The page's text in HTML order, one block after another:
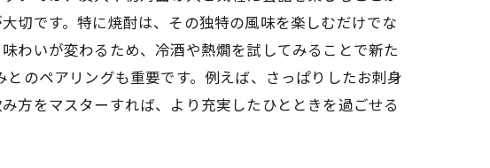
切です。特に焼酎は、その独特の風味を楽しむだけでな
わいが変わるため、冷酒や熱燗を試してみることで新た
のペアリングも重要です。例えば、さっぱりしたお刺身
方をマスターすれば、より充実したひとときを過ごせる